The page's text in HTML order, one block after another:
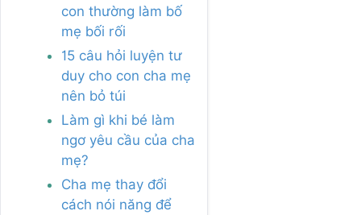
con thường làm bố
mẹ bối rối
15 câu hỏi luyện tư
duy cho con cha mẹ
nên bỏ túi
Làm gì khi bé làm
ngơ yêu cầu của cha
mẹ?
Cha mẹ thay đổi
cách nói năng để